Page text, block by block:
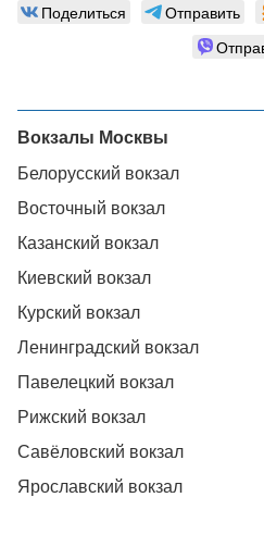
Поделиться Отправить
Вокзалы Москвы
Белорусский вокзал
Восточный вокзал
Казанский вокзал
Киевский вокзал
Курский вокзал
Ленинградский вокзал
Павелецкий вокзал
Рижский вокзал
Савёловский вокзал
Ярославский вокзал